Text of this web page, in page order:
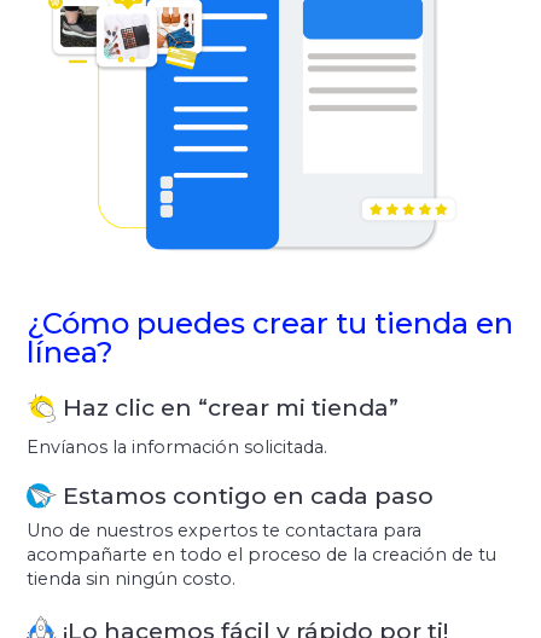
¿Cómo puedes crear tu tienda en
línea?
Haz clic en “crear mi tienda”
Envíanos la información solicitada.
Estamos contigo en cada paso
Uno de nuestros expertos te contactara para
acompañarte en todo el proceso de la creación de tu
tienda sin ningún costo.
¡Lo hacemos fácil y rápido por ti!